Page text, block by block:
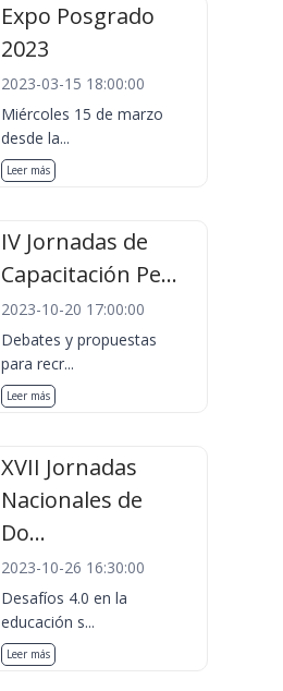
Expo Posgrado
2023
2023-03-15 18:00:00
Miércoles 15 de marzo
desde la...
Leer más
IV Jornadas de
Capacitación Pe...
2023-10-20 17:00:00
Debates y propuestas
para recr...
Leer más
XVII Jornadas
Nacionales de
Do...
2023-10-26 16:30:00
Desafíos 4.0 en la
educación s...
Leer más